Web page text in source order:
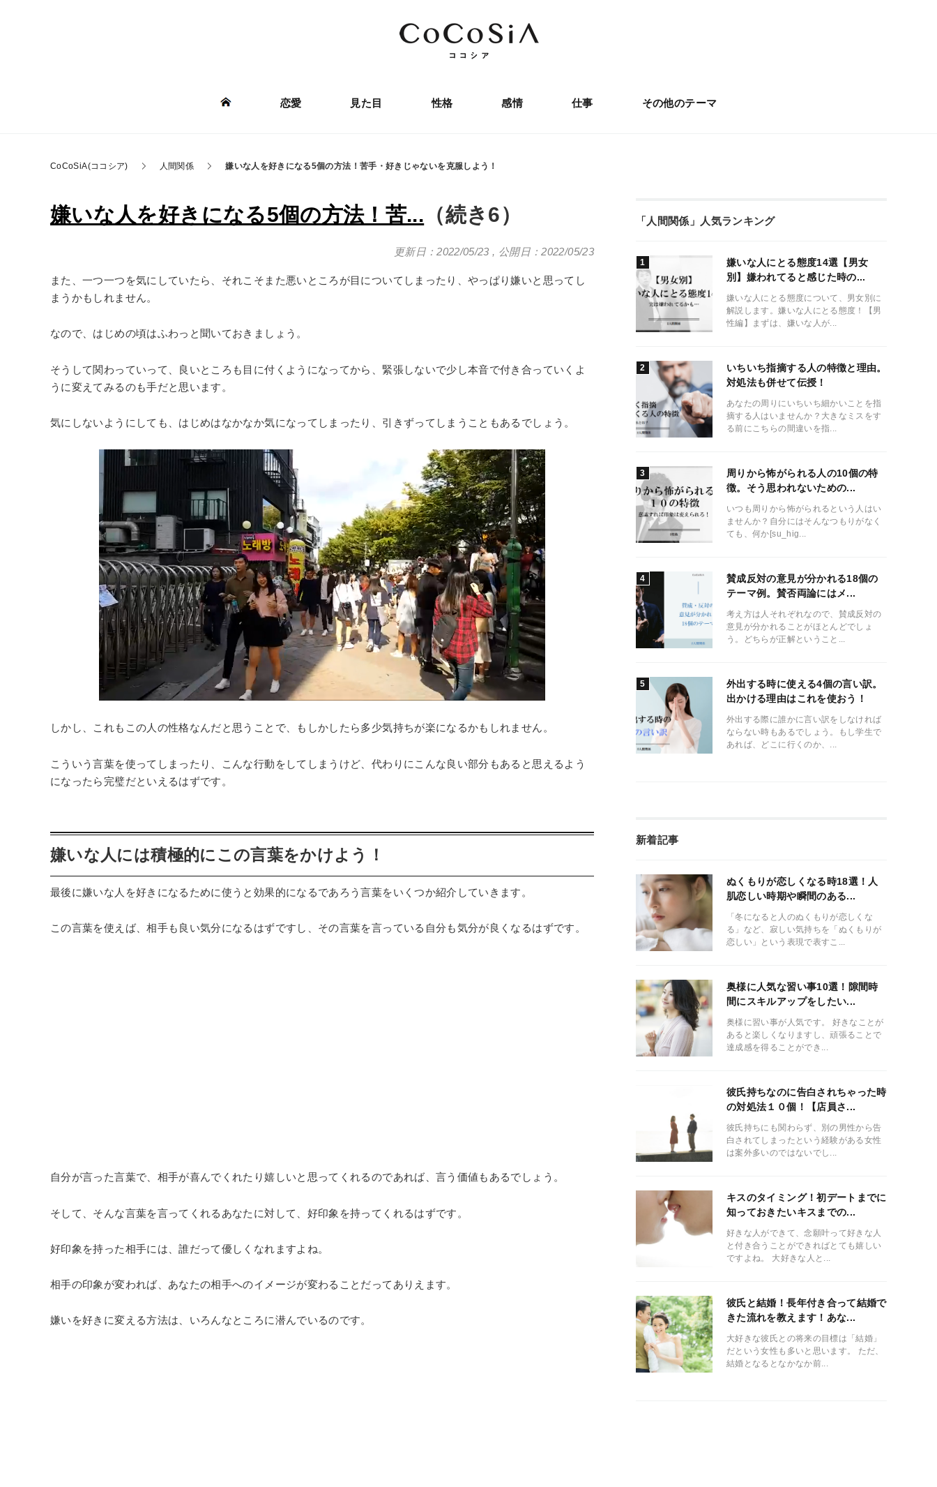
恋愛 見た目 性格 感情 仕事 その他のテーマ
CoCoSiA(ココシア) 人間関係 嫌いな人を好きになる5個の方法！苦手・好きじゃないを克服しよう！
嫌いな人を好きになる5個の方法！苦... （続き6）
更新日：2022/05/23 , 公開日：2022/05/23
また、一つ一つを気にしていたら、それこそまた悪いところが目についてしまったり、やっぱり嫌いと思ってし
まうかもしれません。
なので、はじめの頃はふわっと聞いておきましょう。
そうして関わっていって、良いところも目に付くようになってから、緊張しないで少し本音で付き合っていくよ
うに変えてみるのも手だと思います。
気にしないようにしても、はじめはなかなか気になってしまったり、引きずってしまうこともあるでしょう。
しかし、これもこの人の性格なんだと思うことで、もしかしたら多少気持ちが楽になるかもしれません。
こういう言葉を使ってしまったり、こんな行動をしてしまうけど、代わりにこんな良い部分もあると思えるよう
になったら完璧だといえるはずです。
嫌いな人には積極的にこの言葉をかけよう！
最後に嫌いな人を好きになるために使うと効果的になるであろう言葉をいくつか紹介していきます。
この言葉を使えば、相手も良い気分になるはずですし、その言葉を言っている自分も気分が良くなるはずです。
自分が言った言葉で、相手が喜んでくれたり嬉しいと思ってくれるのであれば、言う価値もあるでしょう。
そして、そんな言葉を言ってくれるあなたに対して、好印象を持ってくれるはずです。
好印象を持った相手には、誰だって優しくなれますよね。
相手の印象が変われば、あなたの相手へのイメージが変わることだってありえます。
嫌いを好きに変える方法は、いろんなところに潜んでいるのです。
「人間関係」人気ランキング
嫌いな人にとる態度14選【男女
別】嫌われてると感じた時の...
嫌いな人にとる態度について、男女別に
解説します。嫌いな人にとる態度！【男
性編】まずは、嫌いな人が...
いちいち指摘する人の特徴と理由。
対処法も併せて伝授！
あなたの周りにいちいち細かいことを指
摘する人はいませんか？大きなミスをす
る前にこちらの間違いを指...
周りから怖がられる人の10個の特
徴。そう思われないための...
いつも周りから怖がられるという人はい
ませんか？自分にはそんなつもりがなく
ても、何か[su_hig...
賛成反対の意見が分かれる18個の
テーマ例。賛否両論にはメ...
考え方は人それぞれなので、賛成反対の
意見が分かれることがほとんどでしょ
う。どちらが正解ということ...
外出する時に使える4個の言い訳。
出かける理由はこれを使おう！
外出する際に誰かに言い訳をしなければ
ならない時もあるでしょう。もし学生で
あれば、どこに行くのか、...
新着記事
ぬくもりが恋しくなる時18選！人
肌恋しい時期や瞬間のある...
「冬になると人のぬくもりが恋しくな
る」など、寂しい気持ちを「ぬくもりが
恋しい」という表現で表すこ...
奥様に人気な習い事10選！隙間時
間にスキルアップをしたい...
奥様に習い事が人気です。 好きなことが
あると楽しくなりますし、頑張ることで
達成感を得ることができ...
彼氏持ちなのに告白されちゃった時
の対処法１０個！【店員さ...
彼氏持ちにも関わらず、別の男性から告
白されてしまったという経験がある女性
は案外多いのではないでし...
キスのタイミング！初デートまでに
知っておきたいキスまでの...
好きな人ができて、念願叶って好きな人
と付き合うことができればとても嬉しい
ですよね。 大好きな人と...
彼氏と結婚！長年付き合って結婚で
きた流れを教えます！あな...
大好きな彼氏との将来の目標は「結婚」
だという女性も多いと思います。 ただ、
結婚となるとなかなか前...